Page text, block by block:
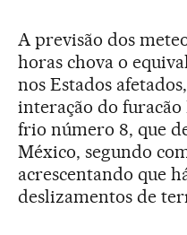
A previsão dos
horas chova o
nos Estados
interação do
frio número 8, que
México, segundo
acrescentando que
deslizamentos de